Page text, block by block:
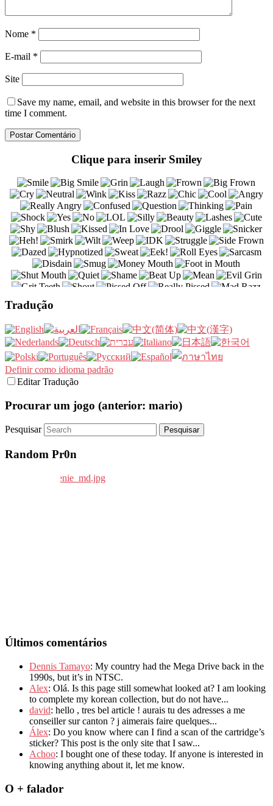
Nome *
E-mail *
Site
Save my name, email, and website in this browser for the next
time I comment.
Clique para inserir Smiley
Tradução
Definir como idioma padrão
Editar Tradução
Procurar um jogo (anterior: mario)
Pesquisar
Random Pr0n
Últimos comentários
Dennis Tamayo: My country had the Mega Drive back in the
1990s, but it’s in NTSC.
Alex: Olá. Is this page still somewhat looked at? I am looking
to complete my korean collection, but do not have...
david: hello , tres bel article ! aurais tu des adresses a me
conseiller sur canton ? j aimerais faire quelques...
Álex: Do you know where can I find a scan of the cartridge’s
sticker? This post is the only site that I saw...
Achoo: I bought one of these today. If anyone is interested in
knowing anything about it, let me know.
O + falador